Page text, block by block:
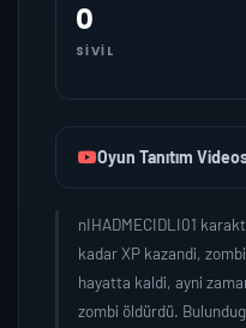
0
SIVIL
Oyun Tanıtım
nIHADMECIDLI01
kadar XP kazandi,
hayatta kaldi, ayni
zombi öldürdü.